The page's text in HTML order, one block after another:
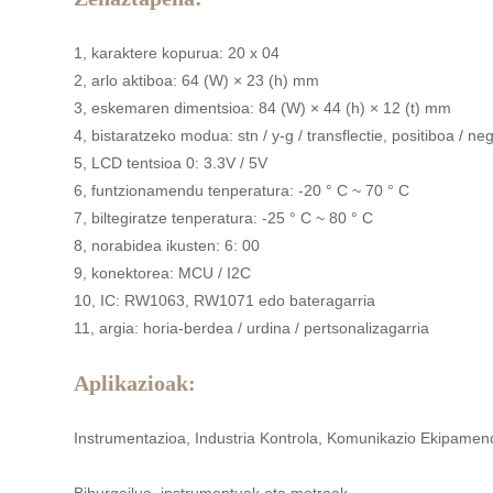
1, karaktere kopurua: 20 x 04
2, arlo aktiboa: 64 (W) × 23 (h) mm
3, eskemaren dimentsioa: 84 (W) × 44 (h) × 12 (t) mm
4, bistaratzeko modua: stn / y-g / transflectie, positiboa /
5, LCD tentsioa 0: 3.3V / 5V
6, funtzionamendu tenperatura: -20 ° C ~ 70 ° C
7, biltegiratze tenperatura: -25 ° C ~ 80 ° C
8, norabidea ikusten: 6: 00
9, konektorea: MCU / I2C
10, IC: RW1063, RW1071 edo bateragarria
11, argia: horia-berdea / urdina / pertsonalizagarria
Aplikazioak:
Instrumentazioa, Industria Kontrola, Komunikazio